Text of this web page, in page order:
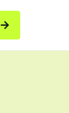
→